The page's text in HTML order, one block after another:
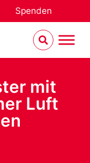
Spenden
mit
Luft